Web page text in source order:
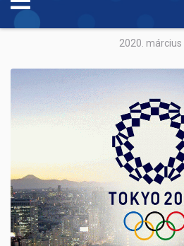
Megvan az
2020. március